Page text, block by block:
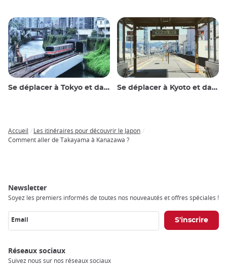
Se déplacer à Tokyo et dans les environs Se déplacer à Kyoto et dans les environs
Breadcrumb
Accueil
Les itinéraires pour découvrir le Japon
Comment aller de Takayama à Kanazawa ?
Newsletter
Soyez les premiers informés de toutes nos nouveautés et offres spéciales !
Email
Réseaux sociaux
Suivez nous sur nos réseaux sociaux